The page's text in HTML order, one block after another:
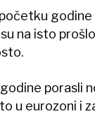
na isto
porasli
u eurozoni i